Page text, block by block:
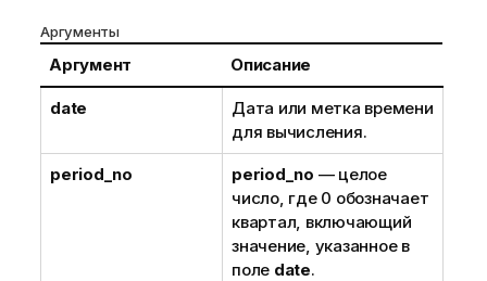
Аргументы
Аргумент Описание
date
Дата или метка времени
для вычисления.
period_no period_no — целое
число, где 0 обозначает
квартал, включающий
значение, указанное в
поле date.